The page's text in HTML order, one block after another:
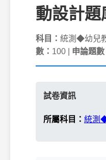
動設計
科目： 統測◆幼兒
數： 100 | 申論題數
試卷資訊
所屬科目： 統測